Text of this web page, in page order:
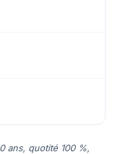
ans, quotité 100 %,